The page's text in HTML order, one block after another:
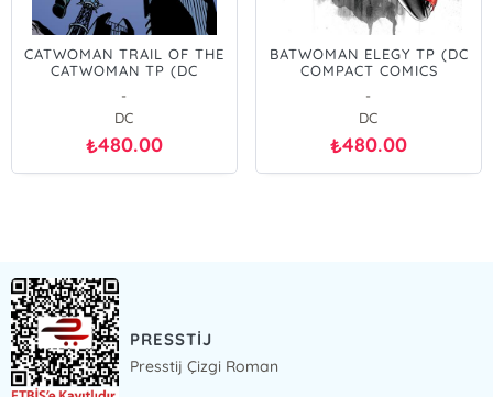
CATWOMAN TRAIL OF THE
CATWOMAN TP (DC
EDITION)
-
DC
₺480.00
BATWOMAN ELEGY TP (DC
COMPACT COMICS
-
DC
₺480.00
PRESSTİJ
Presstij Çizgi Roman